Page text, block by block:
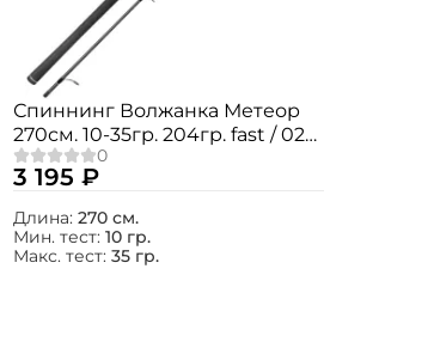
Спиннинг Волжанка Метеор
270см. 10-35гр. 204гр. fast / 022-
0048
3 195 ₽
Длина: 270 см.
Мин. тест: 10 гр.
Макс. тест: 35 гр.